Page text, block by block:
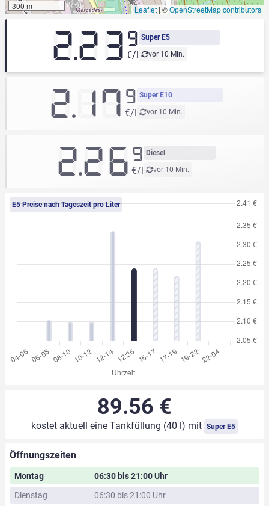
300 m Leaflet |©OpenStreetMap contributors
Super E5
vor 10 Min.
2.239
€/l
Super E10
vor 10 Min.
2.17 9
€/l
Diesel
vor 10 Min.
2.269
€/l
E5 Preise nach Tageszeit pro Liter
89.56 €
kostet aktuell eine Tankfüllung (40 l) mit Super E5
Öffnungszeiten
Montag
06:30 bis 21:00 Uhr
Dienstag
06:30 bis 21:00 Uhr